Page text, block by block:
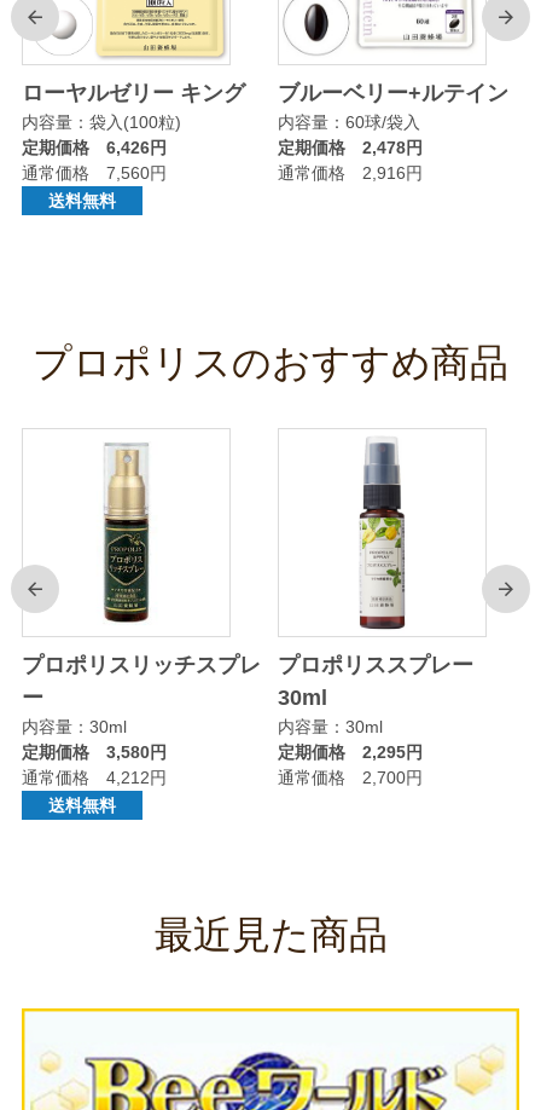
前
ローヤルゼリー キング
内容量：袋入(100粒)
定期価格 6,426円
通常価格 7,560円
送料無料
ブルーベリー+ルテイン
内容量：60球/袋入
定期価格 2,478円
通常価格 2,916円
次
プロポリスのおすすめ商品
前
プロポリスリッチスプレ
ー
内容量：30ml
定期価格 3,580円
通常価格 4,212円
送料無料
プロポリススプレー
30ml
内容量：30ml
定期価格 2,295円
通常価格 2,700円
次
最近見た商品